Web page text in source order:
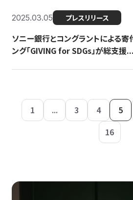
2025.03.05 プレスリリース
ソニー銀行とコングラントによる寄
ング「GIVING for SDGs」が総支援...
1 ... 3 4 5
16